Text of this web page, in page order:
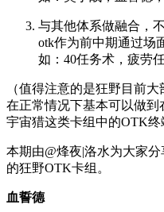
与其他体系做融合，
otk作为前中期通过场
如：40任务术，疲劳
（值得注意的是狂野目前
在正常情况下基本可以做
宇宙猎这类卡组中的OTK终
本期由@烽夜|洛水为大家
的狂野OTK卡组。
血誓德